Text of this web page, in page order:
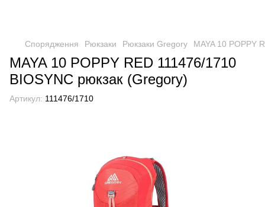
Спорядження Рюкзаки Рюкзаки Gregory MAYA 10 POPPY
MAYA 10 POPPY RED 111476/1710
BIOSYNC рюкзак (Gregory)
Артикул: 111476/1710